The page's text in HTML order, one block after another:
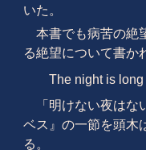
いた。
本書でも病苦の絶
る絶望について書か
The night is long
「明けない夜は
ベス』の一節を頭木
る。